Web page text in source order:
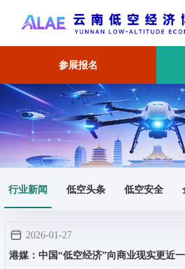
参展报名
行业新闻 低空头条 低空安全
首页 行业新闻
2026-01-27
港媒：中国“低空经济”向商业现实更近